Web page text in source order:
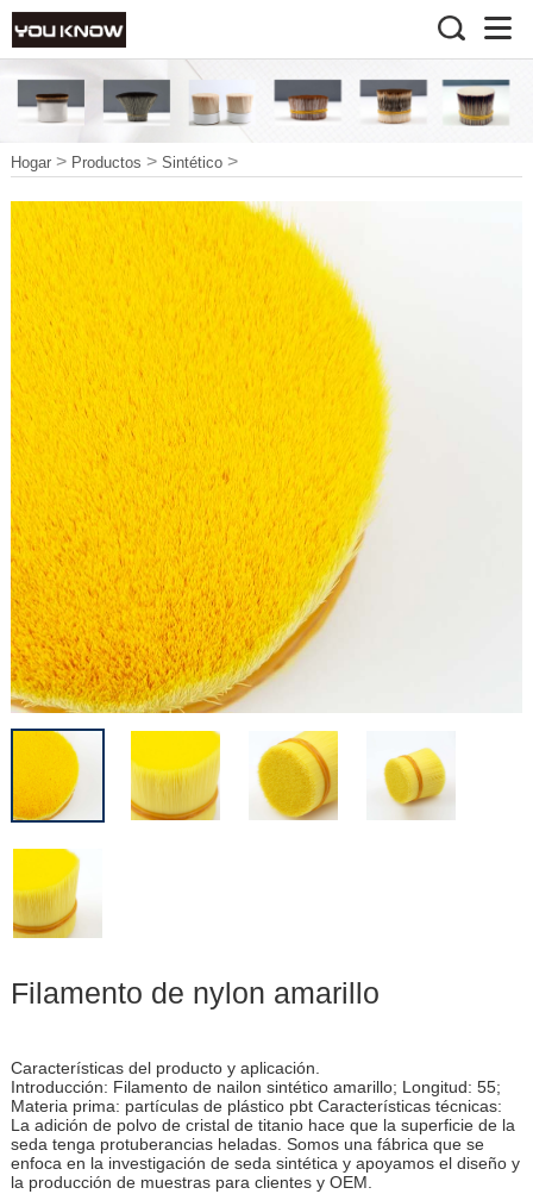
Hogar > Productos > Sintético >
nylon amarillo
Filamento de nylon amarillo
Características del producto y aplicación.
Introducción: Filamento de nailon sintético amarillo; Longitud: 55;
Materia prima: partículas de plástico pbt Características técnicas:
La adición de polvo de cristal de titanio hace que la superficie de la
seda tenga protuberancias heladas. Somos una fábrica que se
enfoca en la investigación de seda sintética y apoyamos el diseño y
la producción de muestras para clientes y OEM.